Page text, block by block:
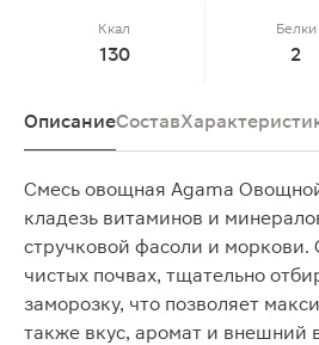
Ккал
130
Белки
2
ОписаниеСостав
Смесь овощная Agama
кладезь витаминов и
стручковой фасоли и
чистых почвах, тщательно
заморозку, что позволяет
также вкус, аромат и внешний